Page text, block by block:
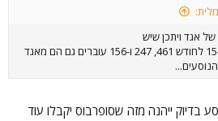
עוד קווים. אגב, מה-15 לחודש 461, 247 ו-156 עוברים גם הם מאגד
בדיוק ייהנה מזה שסופרבוס יקבלו עוד